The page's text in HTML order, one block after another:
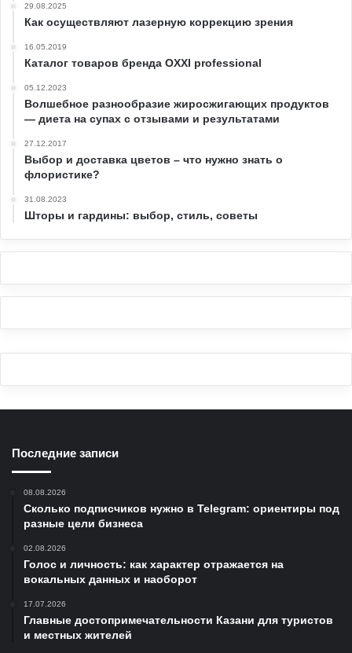
29.08.2025
Как осуществляют лазерную коррекцию зрения
16.05.2019
Каталог товаров бренда OXXI professional
05.12.2023
Волшебное разнообразие жиросжигающих продуктов
— диета на супах с отзывами и результатами
27.12.2017
Выбор и доставка цветов – что нужно знать о
флористике?
31.08.2023
Шторы и гардины: выбор, стиль, советы
Последние записи
08.08.2026
Сколько подписчиков нужно в Telegram: ориентиры под
разные цели бизнеса
02.08.2026
Голос и личность: как характер отражается на
вокальных данных и наоборот
17.07.2026
Главные достопримечательности Казани для туристов
и местных жителей